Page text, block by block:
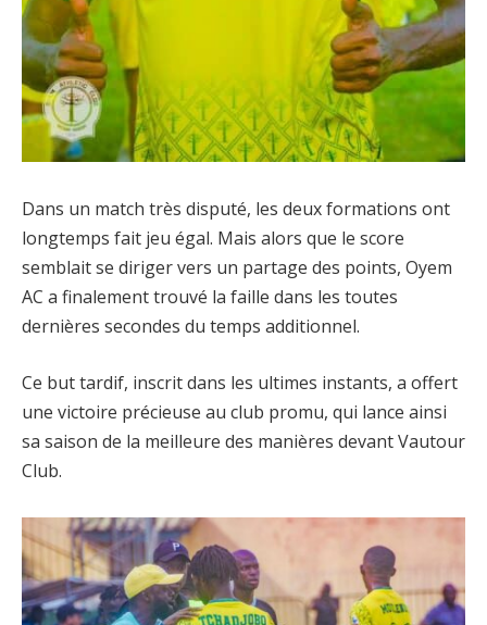
Dans un match très disputé, les deux formations ont
longtemps fait jeu égal. Mais alors que le score
semblait se diriger vers un partage des points, Oyem
AC a finalement trouvé la faille dans les toutes
dernières secondes du temps additionnel.
Ce but tardif, inscrit dans les ultimes instants, a offert
une victoire précieuse au club promu, qui lance ainsi
sa saison de la meilleure des manières devant Vautour
Club.